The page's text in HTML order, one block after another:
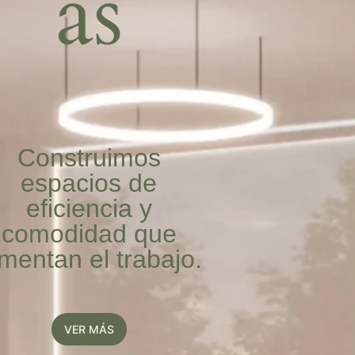
Construimos
espacios de
eficiencia y
comodidad que
el trabajo.
VER MÁS